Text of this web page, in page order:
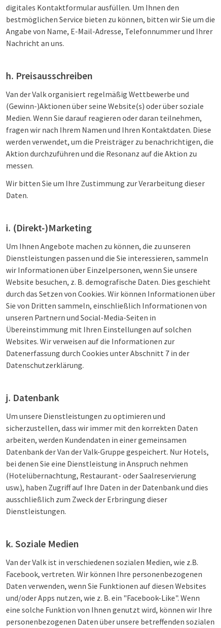
digitales Kontaktformular ausfüllen. Um Ihnen den
bestmöglichen Service bieten zu können, bitten wir Sie um die
Angabe von Name, E-Mail-Adresse, Telefonnummer und Ihrer
Nachricht an uns.
h. Preisausschreiben
Van der Valk organisiert regelmäßig Wettbewerbe und
(Gewinn-)Aktionen über seine Website(s) oder über soziale
Medien. Wenn Sie darauf reagieren oder daran teilnehmen,
fragen wir nach Ihrem Namen und Ihren Kontaktdaten. Diese
werden verwendet, um die Preisträger zu benachrichtigen, die
Aktion durchzuführen und die Resonanz auf die Aktion zu
messen.
Wir bitten Sie um Ihre Zustimmung zur Verarbeitung dieser
Daten.
i. (Direkt-)Marketing
Um Ihnen Angebote machen zu können, die zu unseren
Dienstleistungen passen und die Sie interessieren, sammeln
wir Informationen über Einzelpersonen, wenn Sie unsere
Website besuchen, z. B. demografische Daten. Dies geschieht
durch das Setzen von Cookies. Wir können Informationen über
Sie von Dritten sammeln, einschließlich Informationen von
unseren Partnern und Social-Media-Seiten in
Übereinstimmung mit Ihren Einstellungen auf solchen
Websites. Wir verweisen auf die Informationen zur
Datenerfassung durch Cookies unter Abschnitt 7 in der
Datenschutzerklärung.
j. Datenbank
Um unsere Dienstleistungen zu optimieren und
sicherzustellen, dass wir immer mit den korrekten Daten
arbeiten, werden Kundendaten in einer gemeinsamen
Datenbank der Van der Valk-Gruppe gespeichert. Nur Hotels,
bei denen Sie eine Dienstleistung in Anspruch nehmen
(Hotelübernachtung, Restaurant- oder Saalreservierung
usw.), haben Zugriff auf Ihre Daten in der Datenbank und dies
ausschließlich zum Zweck der Erbringung dieser
Dienstleistungen.
k. Soziale Medien
Van der Valk ist in verschiedenen sozialen Medien, wie z.B.
Facebook, vertreten. Wir können Ihre personenbezogenen
Daten verwenden, wenn Sie Funktionen auf diesen Websites
und/oder Apps nutzen, wie z. B. ein "Facebook-Like". Wenn
eine solche Funktion von Ihnen genutzt wird, können wir Ihre
personenbezogenen Daten über unsere betreffenden sozialen